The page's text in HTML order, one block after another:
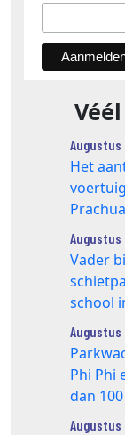
Augustus
Het
Augustus
Vader
school
Augustus
Phi Phi
dan
Augustus